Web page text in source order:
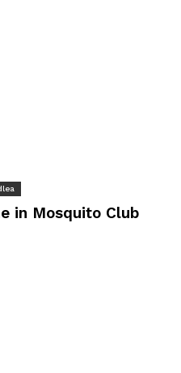
in Mosquito Club